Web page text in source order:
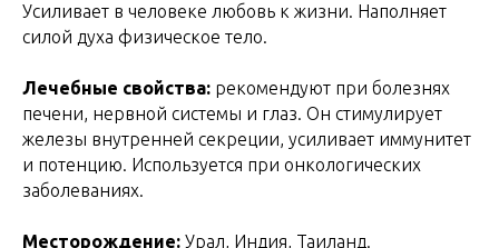
Усиливает в человеке любовь к жизни. Наполняет
силой духа физическое тело.
Лечебные свойства: рекомендуют при болезнях
печени, нервной системы и глаз. Он стимулирует
железы внутренней секреции, усиливает иммунитет
и потенцию. Используется при онкологических
заболеваниях.
Месторождение: Урал, Индия, Таиланд.